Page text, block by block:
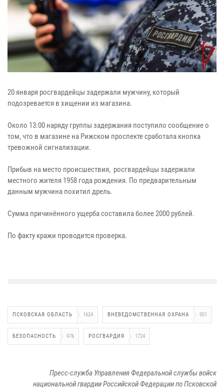
20 января росгвардейцы задержали мужчину, который
подозревается в хищении из магазина.
Около 13:00 наряду группы задержания поступило сообщение о
том, что в магазине на Рижском проспекте сработала кнопка
тревожной сигнализации.
Прибыв на место происшествия, росгвардейцы задержали
местного жителя 1958 года рождения. По предварительным
данным мужчина похитил дрель.
Сумма причинённого ущерба составила более 2000 рублей.
По факту кражи проводится проверка.
ПСКОВСКАЯ ОБЛАСТЬ 1624 ВНЕВЕДОМСТВЕННАЯ ОХРАНА 951
БЕЗОПАСНОСТЬ 976 РОСГВАРДИЯ 1724
Пресс-служба Управления Федеральной службы войск
национальной гвардии Российской Федерации по Псковской